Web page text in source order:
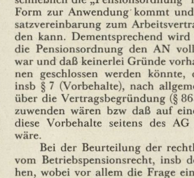
Form zur Anwendung kommt und
satzvereinbarung zum
den kann. Dementsprechend wird
die Pensionsordnung den AN
war und daß keinerlei Gründe
nen geschlossen werden könnte,
insb § 7 (Vorbehalte), nach
über die Vertragsbegründung (§
zuwenden wären bzw daß auf
diese Vorbehalte seitens des AG
wäre.
Bei der Beurteilung der
vom Betriebspensionsrecht, insb
hen, wobei vor allem die Frage